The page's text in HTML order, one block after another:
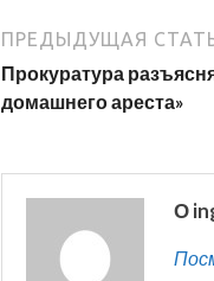
ПРЕДЫДУЩАЯ
Прокуратура
домашнего ареста»
О